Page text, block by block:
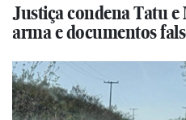
Justiça condena Tatu
arma e documentos